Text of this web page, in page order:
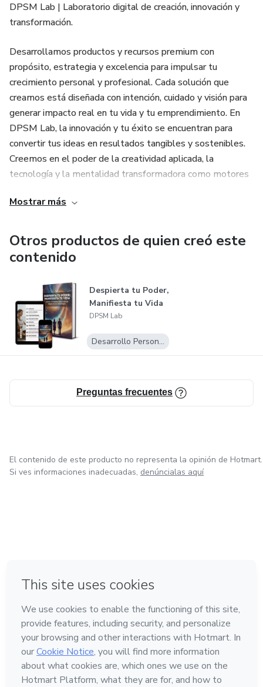
✅ Disponible solo con esta compra
Haz clic para agregar esta poderosa herramienta a tu
pedido y comienza a manifestar desde el alma.
DPSM Lab | Laboratorio digital de creación, innovación y
transformación.
Desarrollamos productos y recursos premium con
propósito, estrategia y excelencia para impulsar tu
crecimiento personal y profesional. Cada solución que
creamos está diseñada con intención, cuidado y visión para
generar impacto real en tu vida y tu emprendimiento. En
DPSM Lab, la innovación y tu éxito se encuentran para
convertir tus ideas en resultados tangibles y sostenibles.
Creemos en el poder de la creatividad aplicada, la
tecnología y la mentalidad transformadora como motores
Mostrar más
Otros productos de quien creó este
contenido
Despierta tu Poder,
Manifiesta tu Vida
DPSM Lab
Desarrollo Personal
Preguntas frecuentes
El contenido de este producto no representa la opinión de Hotmart.
Si ves informaciones inadecuadas, denúncialas aquí
Hecho con❤ en Belo Horizonte
Conoce Hotmart
Idioma